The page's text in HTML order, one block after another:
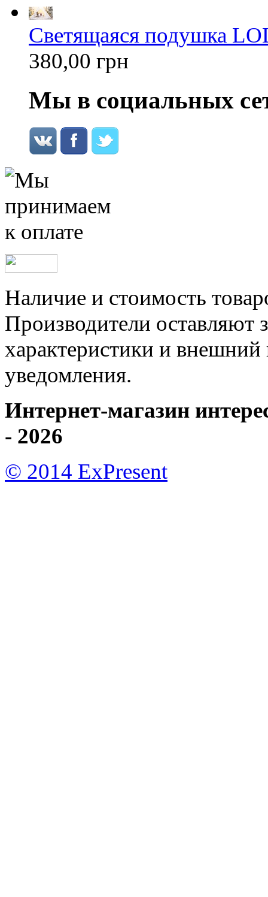
Светящаяся подушка
380,00 грн
Мы в социальных
Наличие и стоимость
Производители оставляют
характеристики и внешний
уведомления.
Интернет-магазин
- 2026
© 2014 ExPresent